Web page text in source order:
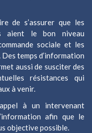
de s’assurer que les
aient le bon niveau
sociale et les
temps d’information
aussi de susciter des
résistances qui
à venir.
à un intervenant
afin que le
objective possible.